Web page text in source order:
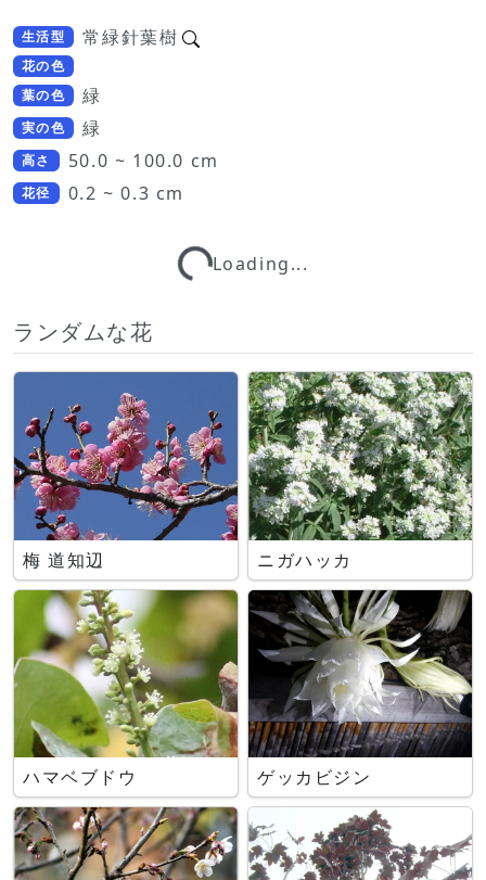
生活型 常緑針葉樹
花の色
葉の色
緑
実の色 緑
高さ 50.0 ~ 100.0 cm
花径 0.2 ~ 0.3 cmLoading...Loading...
ランダムな花
梅 道知辺 ニガハッカ
ハマベブドウ ゲッカビジン